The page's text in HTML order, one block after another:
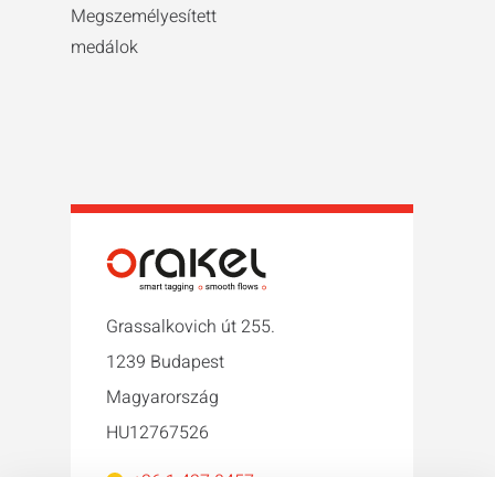
Megszemélyesített
medálok
Grassalkovich út 255.
1239 Budapest
Magyarország
HU12767526